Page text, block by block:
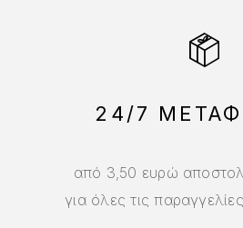
24/7
από 3,50 ευρώ
για όλες τις